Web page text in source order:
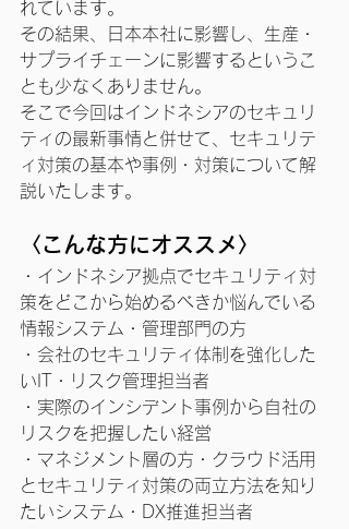
れています。
その結果、日本本社に影響し、生産・
サプライチェーンに影響するというこ
とも少なくありません。
そこで今回はインドネシアのセキュリ
ティの最新事情と併せて、セキュリテ
ィ対策の基本や事例・対策について解
説いたします。
〈こんな方にオススメ〉
・インドネシア拠点でセキュリティ対
策をどこから始めるべきか悩んでいる
情報システム・管理部門の方
・会社のセキュリティ体制を強化した
いIT・リスク管理担当者
・実際のインシデント事例から自社の
リスクを把握したい経営
・マネジメント層の方・クラウド活用
とセキュリティ対策の両立方法を知り
たいシステム・DX推進担当者